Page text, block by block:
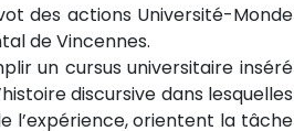
des actions Université-Monde
de Vincennes.
un cursus universitaire inséré
discursive dans lesquelles
l’expérience, orientent la tâche